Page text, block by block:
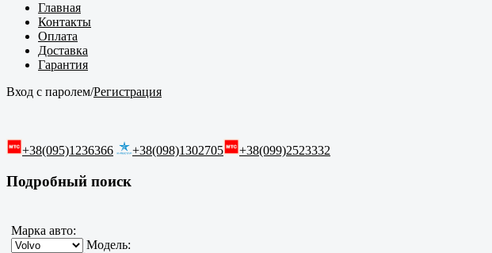
Главная
Контакты
Оплата
Доставка
Гарантия
Вход с паролем/Регистрация
+38(095)1236366 +38(098)1302705 +38(099)2523332
Подробный поиск
Марка авто:
Модель: